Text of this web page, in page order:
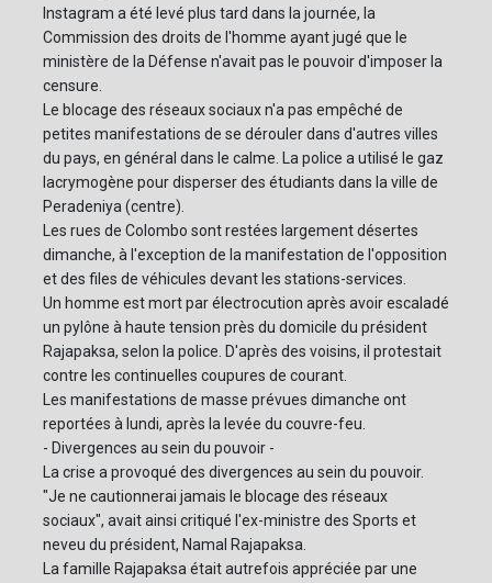
Instagram a été levé plus tard dans la journée, la
Commission des droits de l'homme ayant jugé que le
ministère de la Défense n'avait pas le pouvoir d'imposer la
censure.
Le blocage des réseaux sociaux n'a pas empêché de
petites manifestations de se dérouler dans d'autres villes
du pays, en général dans le calme. La police a utilisé le gaz
lacrymogène pour disperser des étudiants dans la ville de
Peradeniya (centre).
Les rues de Colombo sont restées largement désertes
dimanche, à l'exception de la manifestation de l'opposition
et des files de véhicules devant les stations-services.
Un homme est mort par électrocution après avoir escaladé
un pylône à haute tension près du domicile du président
Rajapaksa, selon la police. D'après des voisins, il protestait
contre les continuelles coupures de courant.
Les manifestations de masse prévues dimanche ont
reportées à lundi, après la levée du couvre-feu.
- Divergences au sein du pouvoir -
La crise a provoqué des divergences au sein du pouvoir.
"Je ne cautionnerai jamais le blocage des réseaux
sociaux", avait ainsi critiqué l'ex-ministre des Sports et
neveu du président, Namal Rajapaksa.
La famille Rajapaksa était autrefois appréciée par une